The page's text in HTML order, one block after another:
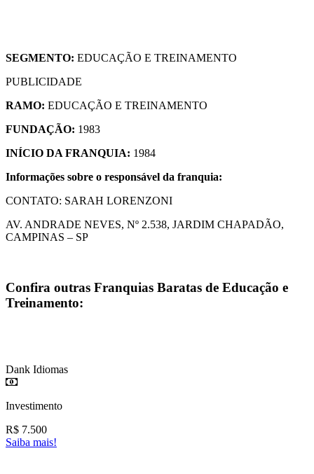
SEGMENTO: EDUCAÇÃO E TREINAMENTO
PUBLICIDADE
RAMO: EDUCAÇÃO E TREINAMENTO
FUNDAÇÃO: 1983
INÍCIO DA FRANQUIA: 1984
Informações sobre o responsável da franquia:
CONTATO: SARAH LORENZONI
AV. ANDRADE NEVES, Nº 2.538, JARDIM CHAPADÃO,
CAMPINAS – SP
Confira outras Franquias Baratas de Educação e
Treinamento:
Dank Idiomas
Investimento
R$ 7.500
Saiba mais!